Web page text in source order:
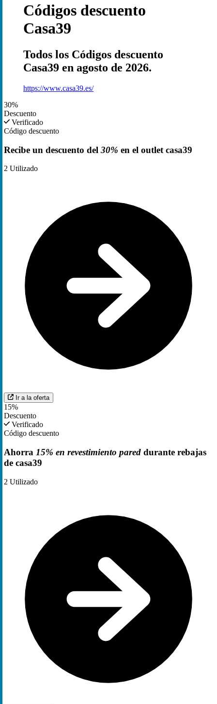
Códigos descuento
Casa39
Todos los Códigos descuento
Casa39 en agosto de 2026.
https://www.casa39.es/
30%
Descuento
Verificado
Código descuento
Recibe un descuento del 30% en el outlet casa39
2 Utilizado
Ir a la oferta
15%
Descuento
Verificado
Código descuento
Ahorra 15% en revestimiento pared durante rebajas
de casa39
2 Utilizado